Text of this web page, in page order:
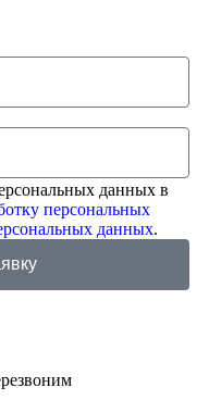
данных в
персональных
данных.